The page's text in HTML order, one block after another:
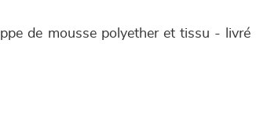
de mousse polyether et tissu - livré